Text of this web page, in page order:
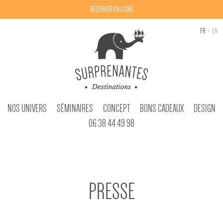
RÉSERVER EN LIGNE
FR EN
NOS UNIVERS SÉMINAIRES CONCEPT BONS CADEAUX
DESIGN
06 38 44 49 98
PRESSE